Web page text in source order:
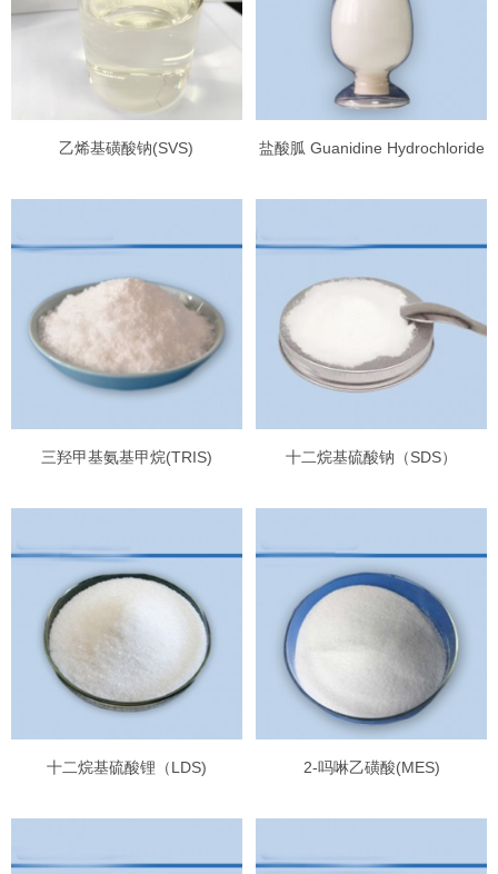
乙烯基磺酸钠(SVS) 盐酸胍 Guanidine Hydrochloride
三羟甲基氨基甲烷(TRIS) 十二烷基硫酸钠（SDS）
十二烷基硫酸锂（LDS) 2-吗啉乙磺酸(MES)